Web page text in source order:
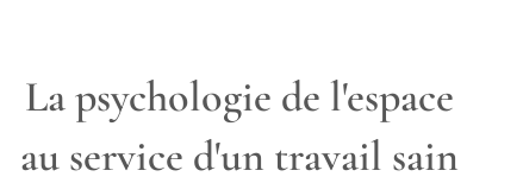
La psychologie de l'espace
au service d'un travail sain